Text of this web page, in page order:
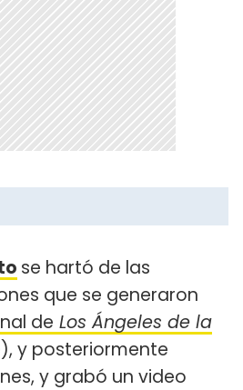
se hartó de las
que se generaron
de Los Ángeles de la
y posteriormente
y grabó un video